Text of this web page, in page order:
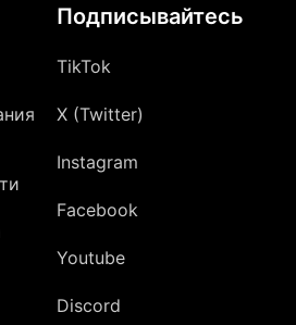
Подписывайтесь
TikTok
X (Twitter)
Instagram
Facebook
Youtube
Discord